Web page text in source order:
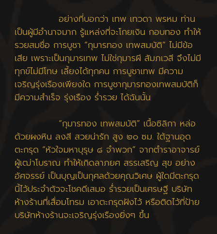
อย่างที่บอกว่า เทพ เทวดา พรหม ท่าน
เป็นผู้มีอำนาจมาก รู้แหล่งที่จะโกยเงิน กอบทอง ทำให้
รวยสมชื่อ การบูชา “กุมารทอง เทพสมบัติ” ไม่มีข้อ
เสีย เพราะเป็นกุมารเทพ ไม่ใช่กุมารผี สัมภเวสี จึงไม่มี
ทุกข์ไม่มีโทษ เลี้ยงได้ทุกคน การบูชาเทพ มีความ
เจริญรุ่งเรืองเพียงใด การบูชากุมารทองเทพสมบัติก็
มีความสำเร็จ รุ่งเรือง ร่ำรวย ได้ฉันนั้น
“กุมารทอง เทพสมบัติ” เนื้อซิลิกา หล่อ
ด้วยผงหิน ลงสี สวยน่ารัก สูง ๒๐ ซม. ใต้ฐานอุด
ตะกรุด “หัวใจมหาบุรุษ ๘ จำพวก” จากตำราอาจารย์
ผู้เฒ่าโบราณ ทำให้เกิดลาภยศ สรรเสริญ สุข อย่าง
อัศจรรย์ เป็นบุญเป็นกุศลด้วยคุณวิเศษ ผู้ใดมีตะกรุด
นี้ไว้ประจำตัวจะโชคดีเสมอ ร่ำรวยเป็นเศรษฐี บริษัท
ห้างร้านที่เสื่อมโทรม เอาตะกรุดฝังไว้ หรือติดไว้ที่ป้าย
บริษัทห้างร้านจะเจริญรุ่งเรืองยิ่งๆ ขึ้น